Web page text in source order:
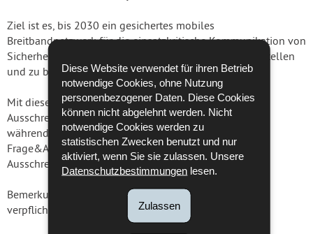
Diese Website verwendet für ihren Betrieb
notwendige Cookies, ohne Nutzung
personenbezogener Daten. Diese Cookies
können nicht abgelehnt werden. Nicht
notwendige Cookies werden zu
statistischen Zwecken benutzt und nur
aktiviert, wenn Sie sie zulassen. Unsere
Datenschutzbestimmungen lesen.
Zulassen
Ziel ist es, bis 2030 ein gesichertes mobiles
Breitbandnetzwerk für die einsatzkritische Kommunikation von
Sicherheits- und Rettungskräften in Luxemburg aufzustellen
und zu betreiben.
Mit diesem Ereignis möchten wir die erste von zwei
Ausschreibungsphasen einleiten. Teilnehmer erhalten
während der Präsentation und der nachfolgenden
Frage&Antwort-Sitzung einen Einblick in die
Ausschreibungsdokumente.
Bemerkung: Die Teilnahme an diesem Ereignis ist nicht
verpflichtend für die Teilnahme an der Ausschreibung.